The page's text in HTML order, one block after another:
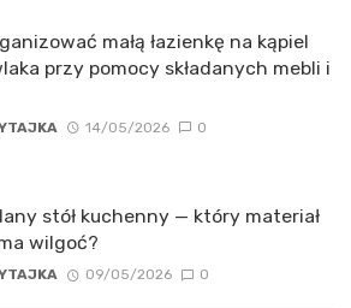
małą łazienkę na kąpiel
przy pomocy składanych mebli i
14/05/2026 0
stół kuchenny — który materiał
wilgoć?
09/05/2026 0